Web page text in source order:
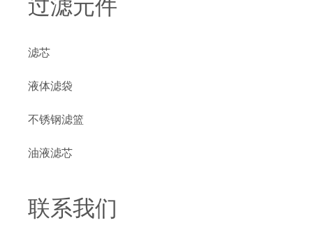
过滤元件
滤芯
液体滤袋
不锈钢滤篮
油液滤芯
联系我们